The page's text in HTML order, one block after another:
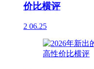
价比横评
2 06.25